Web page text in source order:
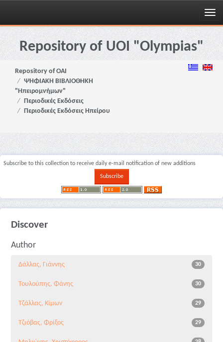
Skip
navigationRepository of UOI "Olympias"
Repository of OAI
ΨΗΦΙΑΚΗ ΒΙΒΛΙΟΘΗΚΗ
"Ηπειρομνήμων"
Περιοδικές Εκδόσεις
Περιοδικές Εκδόσεις Ηπείρου
Subscribe to this collection to receive daily e-mail notification of new additions
Discover
Author
30
Δάλλας, Γιάννης
30
Τουλούπης, Φάνης
29
Τζάλλας, Κίμων
29
Τζιόβας, Φρίξος